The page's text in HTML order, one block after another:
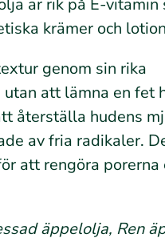
är rik på E-vitamin
krämer och
genom sin rika
att lämna en fet
återställa hudens
av fria radikaler.
att rengöra porerna
äppelolja, Ren